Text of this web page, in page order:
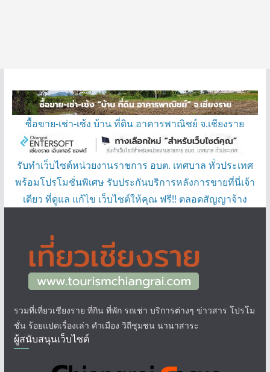
ซื้อขาย-เช่า-เซ้ง บ้าน ที่ดิน อาคารพาณิชย์ จ.เชียงราย
รับทำเว็บไซต์หน่วยงานราชการ อบต. เทศบาล ทั่วประเทศ
พร้อมโปรโมชั่นพิเศษ รับประกันบริการหลังการขายที่นี่เจ้า
เดียว ที่ดูแล แก้ไข เว็บไซต์ให้คุณ ฟรี!! ตลอดสัญญาจ้าง
รวมที่เที่ยวเชียงราย ที่กิน ที่พัก รถเช่า บริการต่างๆ ข่าวสาร โปรโม
ชั่น ร้อยแปดเรื่องเล่า คำเมือง วิถีชุมชน นานาสาระ
ผู้สนับสนุนเว็บไซต์